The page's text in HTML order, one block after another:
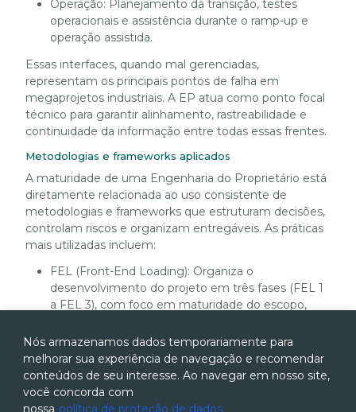
Nós armazenamos dados temporariamente para
melhorar sua experiência de navegação e recomendar
conteúdos de seu interesse. Ao navegar em nosso site,
você concorda com
nossa política de proteção de dados.
Operação: Planejamento da transição, testes
operacionais e assistência durante o ramp-up e
operação assistida.
Essas interfaces, quando mal gerenciadas,
representam os principais pontos de falha em
megaprojetos industriais. A EP atua como ponto focal
técnico para garantir alinhamento, rastreabilidade e
continuidade da informação entre todas essas frentes.
Metodologias e frameworks aplicados
A maturidade de uma Engenharia do Proprietário está
diretamente relacionada ao uso consistente de
metodologias e frameworks que estruturam decisões,
controlam riscos e organizam entregáveis. As práticas
mais utilizadas incluem:
FEL (Front-End Loading): Organiza o
desenvolvimento do projeto em três fases (FEL 1
a FEL 3), com foco em maturidade do escopo,
redução de incertezas.
AWP (Advanced Work Packaging): Organiza o
projeto em pacotes de trabalho integrados com
planejamento, engenharia, suprimentos e
construção, promovendo maior produtividade e